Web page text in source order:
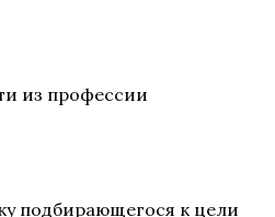
из профессии
подбирающегося к цели